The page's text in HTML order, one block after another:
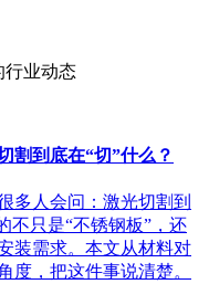
行业动态
割到底在“切”什么？
多人会问：激光切割到
不只是“不锈钢板”，还
装需求。本文从材料对
度，把这件事说清楚。